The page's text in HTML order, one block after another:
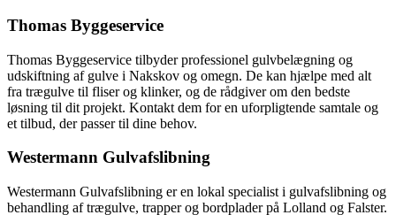
Thomas Byggeservice
Thomas Byggeservice tilbyder professionel gulvbelægning og
udskiftning af gulve i Nakskov og omegn. De kan hjælpe med alt
fra trægulve til fliser og klinker, og de rådgiver om den bedste
løsning til dit projekt. Kontakt dem for en uforpligtende samtale og
et tilbud, der passer til dine behov.
Westermann Gulvafslibning
Westermann Gulvafslibning er en lokal specialist i gulvafslibning og
behandling af trægulve, trapper og bordplader på Lolland og Falster.